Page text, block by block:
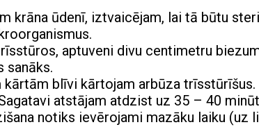
krāna ūdenī, iztvaicējam, lai tā būtu
aptuveni divu centimetru
sanāks.
blīvi kārtojam arbūza trīsstūrīšus.
atstājam atdzist uz 35 – 40
notiks ievērojami mazāku laiku (uz